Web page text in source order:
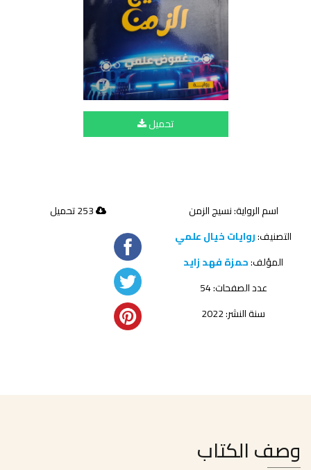
تحميل
اسم الرواية: نسيج الزمن
التصنيف:روايات خيال علمي
المؤلف:حمزة فهد زايد
عدد الصفحات: 54
سنة النشر: 2022
وصف الكتاب